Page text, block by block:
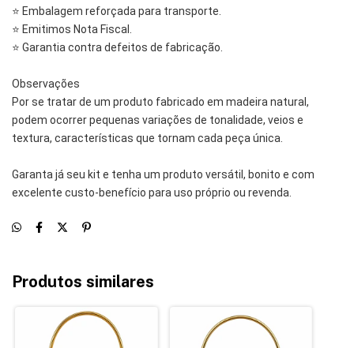
⭐ Embalagem reforçada para transporte.
⭐ Emitimos Nota Fiscal.
⭐ Garantia contra defeitos de fabricação.
Observações
Por se tratar de um produto fabricado em madeira natural,
podem ocorrer pequenas variações de tonalidade, veios e
textura, características que tornam cada peça única.
Garanta já seu kit e tenha um produto versátil, bonito e com
excelente custo-benefício para uso próprio ou revenda.
Produtos similares